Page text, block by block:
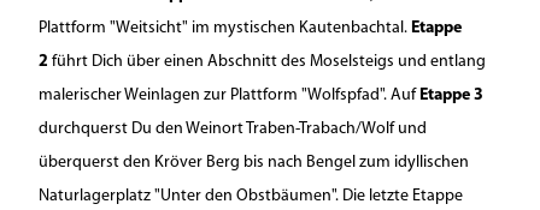
Plattform "Weitsicht" im mystischen Kautenbachtal. Etappe
2 führt Dich über einen Abschnitt des Moselsteigs und entlang
malerischer Weinlagen zur Plattform "Wolfspfad". Auf Etappe 3
durchquerst Du den Weinort Traben-Trabach/Wolf und
überquerst den Kröver Berg bis nach Bengel zum idyllischen
Naturlagerplatz "Unter den Obstbäumen". Die letzte Etappe